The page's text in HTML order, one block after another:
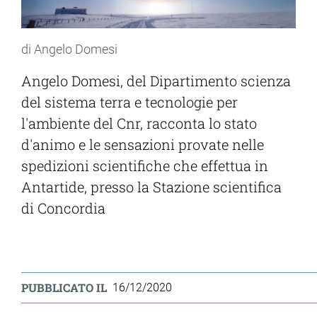
di Angelo Domesi
Angelo Domesi, del Dipartimento scienza
del sistema terra e tecnologie per
l'ambiente del Cnr, racconta lo stato
d'animo e le sensazioni provate nelle
spedizioni scientifiche che effettua in
Antartide, presso la Stazione scientifica
di Concordia
PUBBLICATO IL 16/12/2020